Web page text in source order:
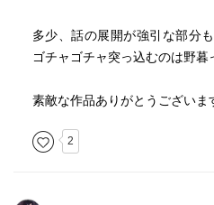
多少、話の展開が強引な部分
ゴチャゴチャ突っ込むのは野暮
素敵な作品ありがとうございま
2